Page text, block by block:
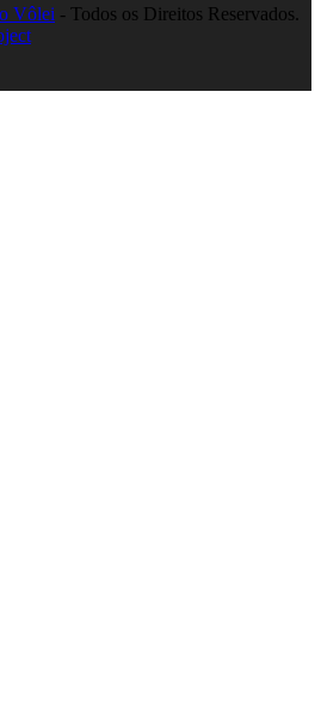
Vôlei - Todos os Direitos Reservados.